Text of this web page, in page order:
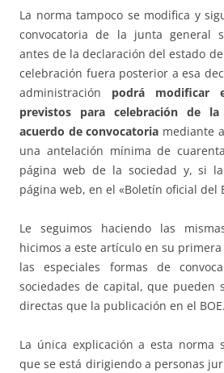
La norma tampoco se modifica y
convocatoria de la junta general
antes de la declaración del estado
celebración fuera posterior a esa
administración podrá
previstos para celebración de
acuerdo de convocatoria mediante
una antelación mínima de
página web de la sociedad y, si
página web, en el «Boletín oficial del
Le seguimos haciendo las
hicimos a este artículo en su primera
las especiales formas de
sociedades de capital, que pueden
directas que la publicación en el BOE.
La única explicación a esta norma
que se está dirigiendo a personas